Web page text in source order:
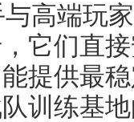
高端玩
它们直
提供最
训练基